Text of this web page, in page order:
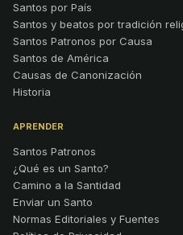
Santos por País
Santos y beatos por tradición
Santos Patronos por Causa
Santos de América
Causas de Canonización
Historia
APRENDER
Santos Patronos
¿Qué es un Santo?
Camino a la Santidad
Enviar un Santo
Normas Editoriales y Fuentes